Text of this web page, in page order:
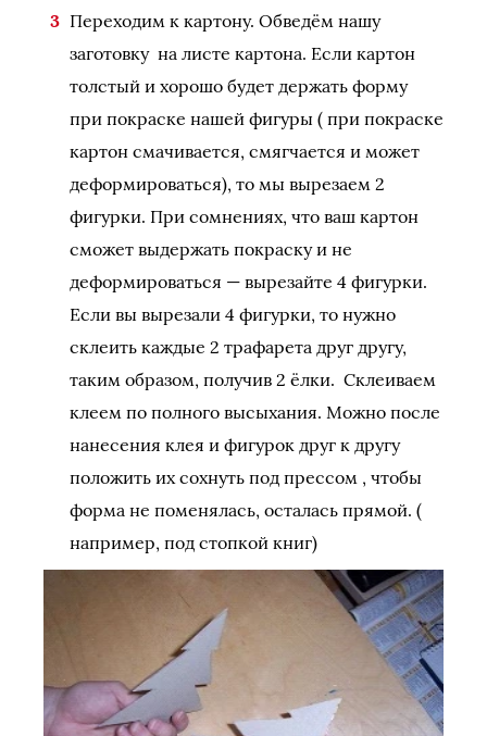
Переходим к картону. Обведём нашу
заготовку на листе картона. Если картон
толстый и хорошо будет держать форму
при покраске нашей фигуры ( при покраске
картон смачивается, смягчается и может
деформироваться), то мы вырезаем 2
фигурки. При сомнениях, что ваш картон
сможет выдержать покраску и не
деформироваться — вырезайте 4 фигурки.
Если вы вырезали 4 фигурки, то нужно
склеить каждые 2 трафарета друг другу,
таким образом, получив 2 ёлки. Склеиваем
клеем по полного высыхания. Можно после
нанесения клея и фигурок друг к другу
положить их сохнуть под прессом , чтобы
форма не поменялась, осталась прямой. (
например, под стопкой книг)